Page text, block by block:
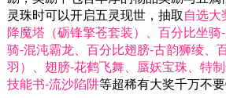
灵珠时可以开启五灵现世，抽取自选大
降魔塔（砺锋擎苍套装）、百分比坐
骑-混沌霸龙、百分比翅膀-古韵狮绫、
羽）、翅膀-花鹤飞舞、蜃妖宝珠、特
技能书-流沙陷阱等超稀有大奖千万不要